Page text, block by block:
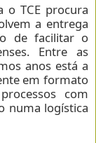
o TCE procura
a entrega
de facilitar o
Entre as
anos está a
em formato
com
numa logística